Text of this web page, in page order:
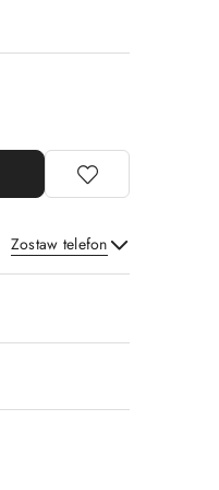
Zostaw telefon
Wyślij